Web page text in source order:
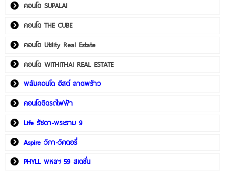
คอนโด SUPALAI
คอนโด THE CUBE
คอนโด Utility Real Estate
คอนโด WITHITHAI REAL ESTATE
พลัมคอนโด อีสต์ ลาดพร้าว
คอนโดติดรถไฟฟ้า
Life รัชดา-พระราม 9
Aspire วิภา-วิคตอรี่
PHYLL พหลฯ 59 สเตชั่น